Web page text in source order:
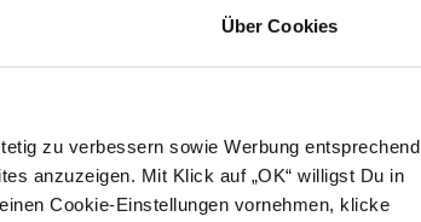
Über Cookies
zu verbessern sowie Werbung entsprechend
anzuzeigen. Mit Klick auf „OK“ willigst Du in
Cookie-Einstellungen vornehmen, klicke
Partystimmung